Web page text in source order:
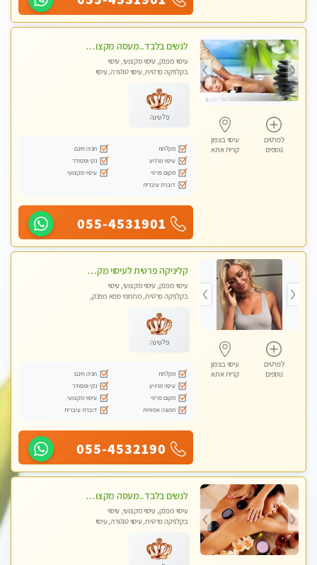
לפרטים
נוספים
עיסוי בצפון
קרית אתא
לנשים בלבד..מעסה מקצועי לנשים בלבד
עיסוי מפנק, עיסוי מקצועי, עיסוי
בקלניקה פרטית, עיסוי טנטרה, עיסוי
פלטינה
מקלחת
חניה חינם
עיסוי מרגיע
נקי ומסודר
מקום פרטי
עיסוי מקצועי
דוברת עיברית
055-4531901
לפרטים
נוספים
עיסוי בצפון
קרית אתא
קליניקה פרטית לעיסוי מקצועי ואלטרנטיבי ברמה גבוהה VIP תתקשר ..... highly recommended..new in the city
עיסוי מפנק, עיסוי מקצועי, עיסוי
בקלניקה פרטית, מתחמי ספא מפנק,
טנטרה, עיסוי מגבר לגבר, עיסוי מגבר
לאישה
פלטינה
מקלחת
חניה חינם
עיסוי מרגיע
נקי ומסודר
מקום פרטי
עיסוי מקצועי
תמונה אמיתית
דוברת עיברית
055-4532190
לנשים בלבד..מעסה מקצועי לנשים בלבד לעיסוי מרגיע ומפנק VIP-מומלץ לחלוטין! פרטי! ​​​​​​
עיסוי מפנק, עיסוי מקצועי, עיסוי
בקלניקה פרטית, עיסוי טנטרה, עיסוי